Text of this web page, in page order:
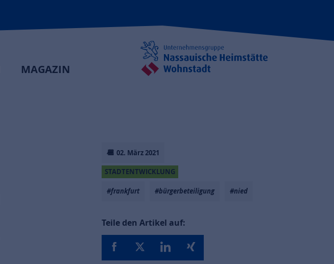
MAGAZIN
02. März 2021
STADTENTWICKLUNG
#frankfurt #bürgerbeteiligung #nied
Teile den Artikel auf: